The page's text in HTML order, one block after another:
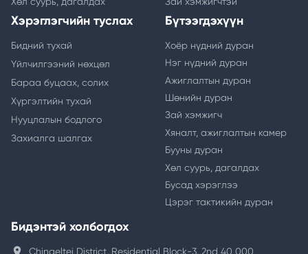
Хэрэглэгчийн туслах
Бидний тухай
Үйлчилгээний нөхцөл
Бараа буцаах, солих
Хүргэлтийн тухай
Нууцлалын бодлого
Захиалга шалгах
Бүтээгдэхүүн
Хоёр нүдний дуран
Нэг нүдний дуран
Ажиглалтын дуран
Шөнийн дуран
Зай хэмжигч
Хяналт, ажиглалтын камер
Бууны дуран
Хөл суурь, дагалдах
Бусад хэрэглээ
Цэрэг тактикийн дуран
Бидэнтэй холбогдох
location_on Chingeltei District, Residential Block-3, 2nd 40 000,